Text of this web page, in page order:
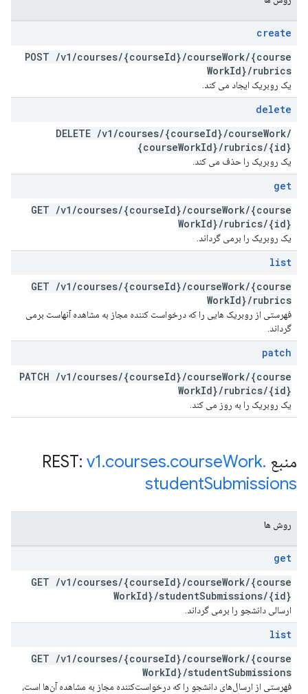
create
POST /v1 /courses/{courseId}/courseWork/{course
WorkId}/rubrics
یک روبریک ایجاد می کند.
delete
DELETE /v1 /courses/{courseId}/courseWork/
{courseWorkId}/rubrics/{id}
یک روبریک را حذف می کند.
get
GET /v1 /courses/{courseId}/courseWork/{course
WorkId}/rubrics/{id}
یک روبریک را برمی گرداند.
list
GET /v1 /courses/{courseId}/courseWork/{course
WorkId}/rubrics
فهرستی از روبریک هایی را که درخواست کننده مجاز به مشاهده آنهاست برمی
گرداند.
patch
PATCH /v1 /courses/{courseId}/courseWork/{course
WorkId}/rubrics/{id}
یک روبریک را به روز می کند.
منبع REST: v1.courses.courseWork.
studentSubmissions
روش ها
get
GET /v1 /courses/{courseId}/courseWork/{course
WorkId}/studentSubmissions/{id}
ارسالی دانشجو را برمی گرداند.
list
GET /v1 /courses/{courseId}/courseWork/{course
WorkId}/studentSubmissions
فهرستی از ارسال‌های دانشجو را که درخواست‌کننده مجاز به مشاهده آن‌ها است،